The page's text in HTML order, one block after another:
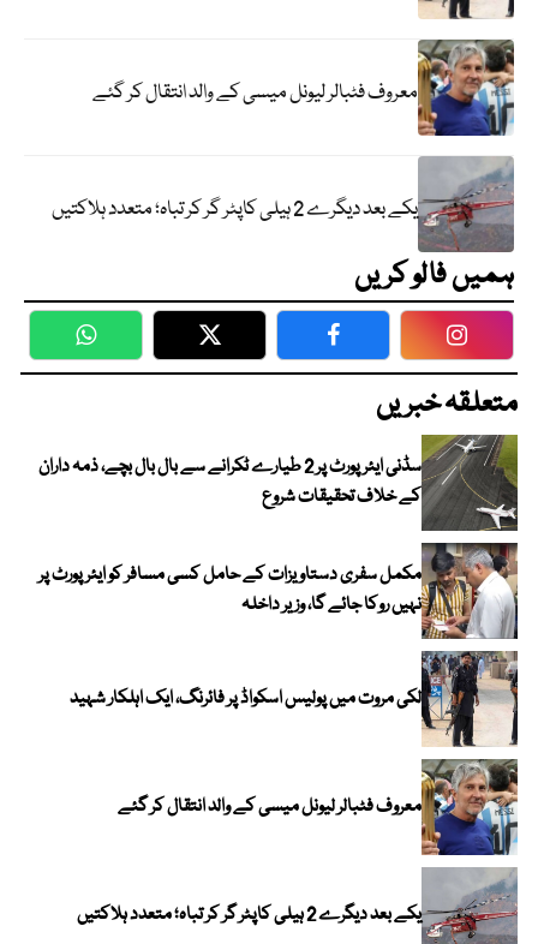
معروف فٹبالر لیونل میسی کے والد انتقال کر گئے
یکے بعد دیگرے 2 ہیلی کاپٹر گر کر تباہ؛ متعدد ہلاکتیں
ہمیں فالو کریں
WhatsApp Twitter Facebook
متعلقہ خبریں
سڈنی ایئرپورٹ پر 2 طیارے ٹکرانے سے بال بال بچے، ذمہ داران
کے خلاف تحقیقات شروع
مکمل سفری دستاویزات کے حامل کسی مسافر کو ایئرپورٹ پر
نہیں روکا جائے گا، وزیر داخلہ
لکی مروت میں پولیس اسکواڈ پر فائرنگ، ایک اہلکار شہید
معروف فٹبالر لیونل میسی کے والد انتقال کر گئے
یکے بعد دیگرے 2 ہیلی کاپٹر گر کر تباہ؛ متعدد ہلاکتیں